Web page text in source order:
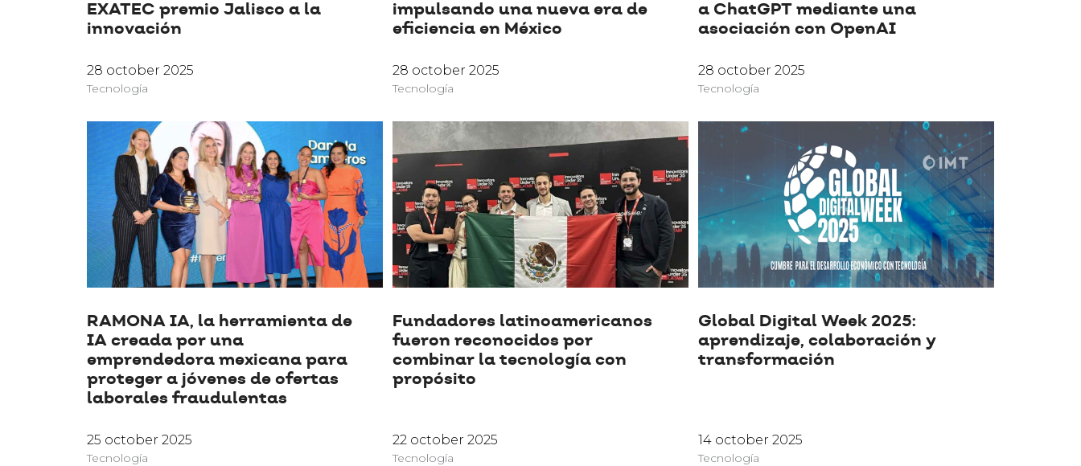
EXATEC premio Jalisco a la
innovación
28 october 2025
Tecnología
impulsando una nueva era de
eficiencia en México
28 october 2025
Tecnología
a ChatGPT mediante una
asociación con OpenAI
28 october 2025
Tecnología
RAMONA IA, la herramienta de
IA creada por una
emprendedora mexicana para
proteger a jóvenes de ofertas
laborales fraudulentas
25 october 2025
Tecnología
Fundadores latinoamericanos
fueron reconocidos por
combinar la tecnología con
propósito
22 october 2025
Tecnología
Global Digital Week 2025:
aprendizaje, colaboración y
transformación
14 october 2025
Tecnología